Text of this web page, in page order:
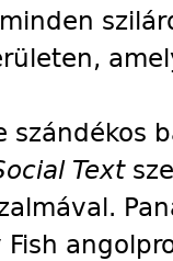
szándékos
Text